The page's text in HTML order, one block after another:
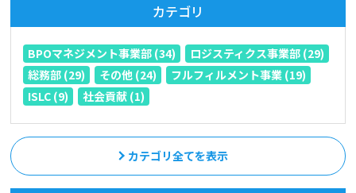
カテゴリ
BPOマネジメント事業部 (34)
ロジスティクス事業部 (29)
総務部 (29)
その他 (24)
フルフィルメント事業 (19)
ISLC (9)
社会貢献 (1)
カテゴリ全てを表示